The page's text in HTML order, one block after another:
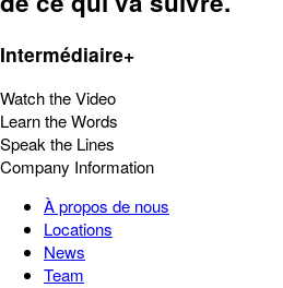
Intermédiaire+
Watch the Video
Learn the Words
Speak the Lines
Company Information
À propos de nous
Locations
News
Team